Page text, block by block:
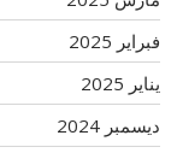
فبراير 2025
يناير 2025
ديسمبر 2024